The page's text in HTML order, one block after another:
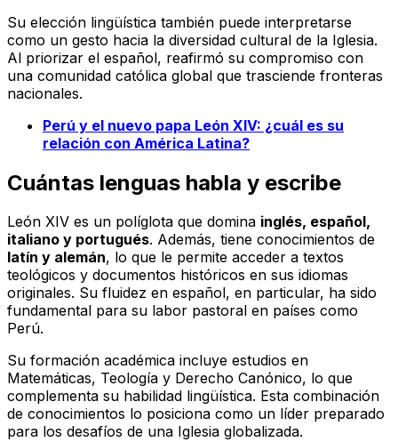
Su elección lingüística también puede interpretarse
como un gesto hacia la diversidad cultural de la Iglesia.
Al priorizar el español, reafirmó su compromiso con
una comunidad católica global que trasciende fronteras
nacionales.
Perú y el nuevo papa León XIV: ¿cuál es su
relación con América Latina?
Cuántas lenguas habla y escribe
León XIV es un políglota que domina inglés, español,
italiano y portugués. Además, tiene conocimientos de
latín y alemán, lo que le permite acceder a textos
teológicos y documentos históricos en sus idiomas
originales. Su fluidez en español, en particular, ha sido
fundamental para su labor pastoral en países como
Perú.
Su formación académica incluye estudios en
Matemáticas, Teología y Derecho Canónico, lo que
complementa su habilidad lingüística. Esta combinación
de conocimientos lo posiciona como un líder preparado
para los desafíos de una Iglesia globalizada.